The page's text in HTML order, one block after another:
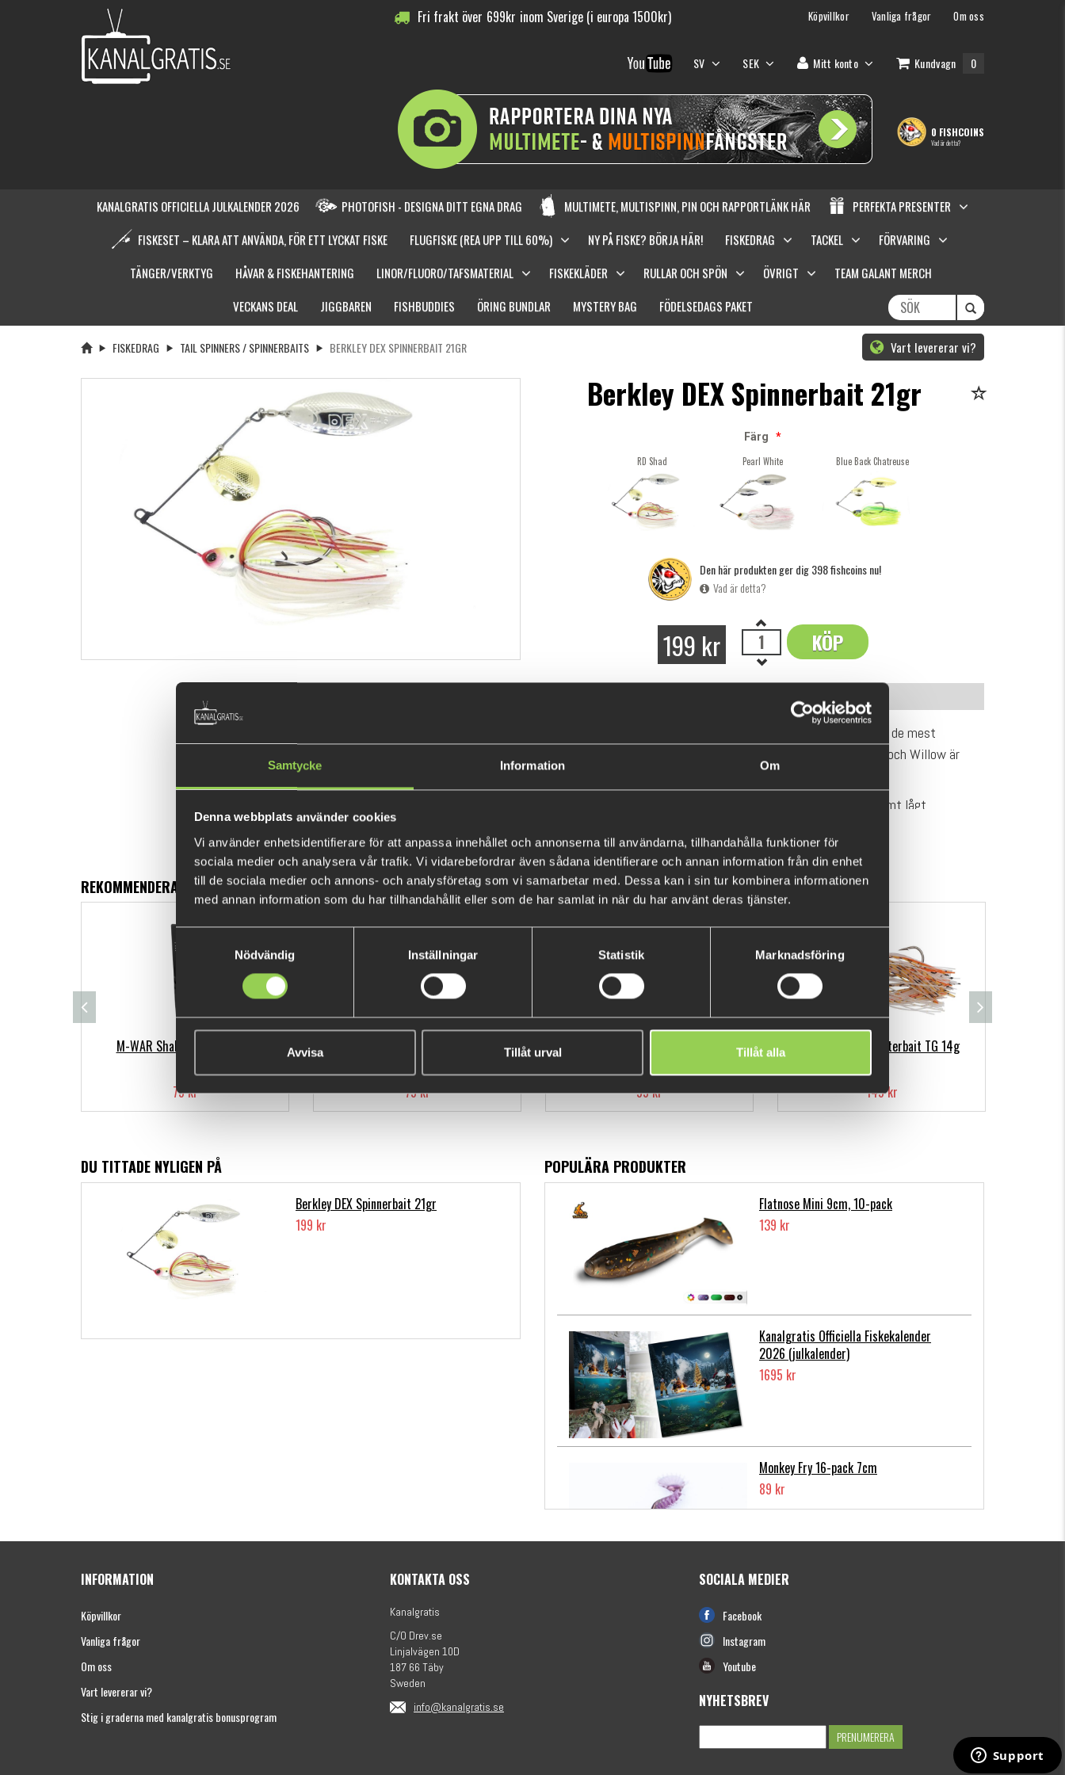
Samtycke Information Om
Denna webbplats använder cookies
Vi använder enhetsidentifierare för att anpassa innehållet och annonserna till användarna, tillhandahålla funktioner för
sociala medier och analysera vår trafik. Vi vidarebefordrar även sådana identifierare och annan information från din enhet
till de sociala medier och annons- och analysföretag som vi samarbetar med. Dessa kan i sin tur kombinera informationen
med annan information som du har tillhandahållit eller som de har samlat in när du har använt deras tjänster.
Nödvändig
Inställningar Statistik Marknadsföring
Avvisa Tillåt urval Tillåt alla
Fri frakt över 699kr inom Sverige (i europa 1500kr) Köpvillkor Vanliga frågor Om oss
SV SEK Mitt konto Kundvagn 0
0 FISHCOINS
Vad är detta?
KANALGRATIS OFFICIELLA JULKALENDER 2026 PHOTOFISH - DESIGNA DITT EGNA DRAG MULTIMETE, MULTISPINN, PIN OCH RAPPORTLÄNK HÄR
PERFEKTA PRESENTER
FISKESET – KLARA ATT ANVÄNDA, FÖR ETT LYCKAT FISKE
FLUGFISKE (REA UPP TILL 60%) NY PÅ FISKE? BÖRJA HÄR! FISKEDRAG TACKEL
FÖRVARING
TÄNGER/VERKTYG
HÅVAR & FISKEHANTERING LINOR/FLUORO/TAFSMATERIAL FISKEKLÄDER RULLAR OCH SPÖN ÖVRIGT
TEAM GALANT MERCH
VECKANS DEAL
JIGGBAREN FISHBUDDIES ÖRING BUNDLAR MYSTERY BAG FÖDELSEDAGS PAKET
FISKEDRAG TAIL SPINNERS / SPINNERBAITS BERKLEY DEX SPINNERBAIT 21GR Vart levererar vi?
Berkley DEX Spinnerbait 21gr
Färg
*
RD Shad
Pearl White Blue Back Chatreuse
Den här produkten ger dig 398 fishcoins nu!
Vad är detta?
199 kr KÖP
OK
INFORMATION
DEX Spinnerbait är en förstklassig finess spinnerbait gjord med de mest
avancerade materialen som finns tillgängliga. Bladen i Colorado och Willow är
monterad på en hållbar titanram.
På grund av det tunga volframhuvudet har spinnerbait ett extremt lågt
• Finesse spinnerbait
• Gjord med avancerat material
• Colorado och Willow bladkombination
VISA MER
REKOMMENDERADE PRODUKTER
M-WAR Shallow Stinger 3/0
79 kr 79 kr 99 kr
Berkley DEX Chatterbait TG 14g
149 kr
DU TITTADE NYLIGEN PÅ
Berkley DEX Spinnerbait 21gr
199 kr
POPULÄRA PRODUKTER
Flatnose Mini 9cm, 10-pack
139 kr
Kanalgratis Officiella Fiskekalender
2026 (julkalender)
1695 kr
Monkey Fry 16-pack 7cm
89 kr
pack
139 kr
Hooligan Roach JR 15cm
149 kr
INFORMATION
Köpvillkor
Vanliga frågor
Om oss
Vart levererar vi?
Stig i graderna med kanalgratis bonusprogram
KONTAKTA OSS
Kanalgratis
C/O Drev.se
Linjalvägen 10D
187 66 Täby
Sweden
info@kanalgratis.se
SOCIALA MEDIER
Facebook
Instagram
Youtube
NYHETSBREV